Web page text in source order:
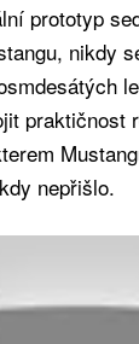
prototyp
nikdy
praktičnost
nepřišlo.